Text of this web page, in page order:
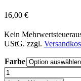
16,00 €
Kein
UStG. zzgl.
Farbe
Tasse